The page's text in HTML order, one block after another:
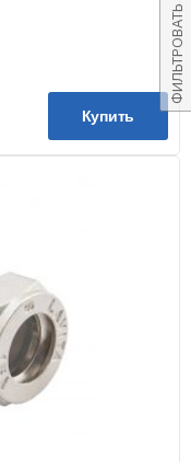
ФИЛЬТРОВАТЬ
Купить